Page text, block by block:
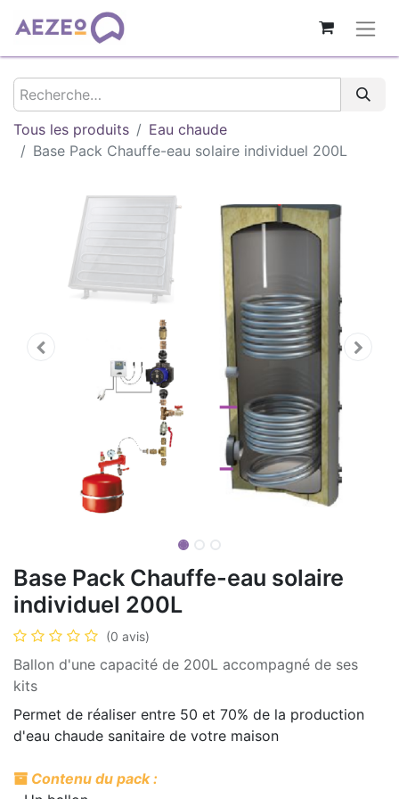
Tous les produits
Eau chaude
Base Pack Chauffe-eau solaire individuel 200L
Base Pack Chauffe-eau solaire
individuel 200L
(0 avis)
Ballon d'une capacité de 200L accompagné de ses
kits
Permet de réaliser entre 50 et 70% de la production
d'eau chaude sanitaire de votre maison
Contenu du pack :